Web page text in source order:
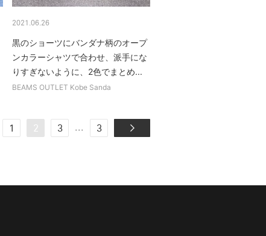
2021.06.26
黒のショーツにバンダナ柄のオープ
ンカラーシャツで合わせ、派手にな
りすぎないように、2色でまとめ...
BEAMS OUTLET Kobe Sanda
1 2 3 ... 3